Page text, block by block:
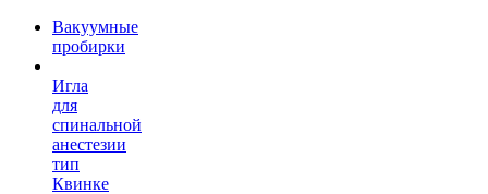
Вакуумные
пробирки
Игла
для
спинальной
анестезии
тип
Квинке